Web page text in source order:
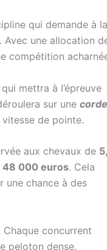
qui demande à la
une allocation
compétition
mettra à l’épreuve
sur une corde
de pointe.
aux chevaux de 5,
48 000 euros. Cela
une chance à des
Chaque concurrent
peloton dense.